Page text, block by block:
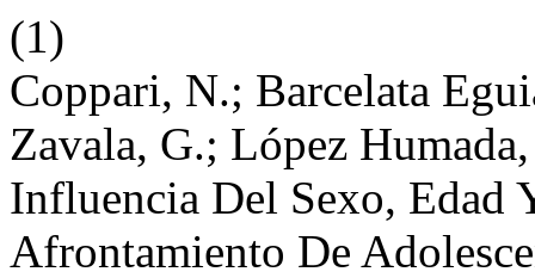
(1)
Coppari, N.; Barcelata
Zavala, G.; López
Influencia Del Sexo, Edad
Afrontamiento De